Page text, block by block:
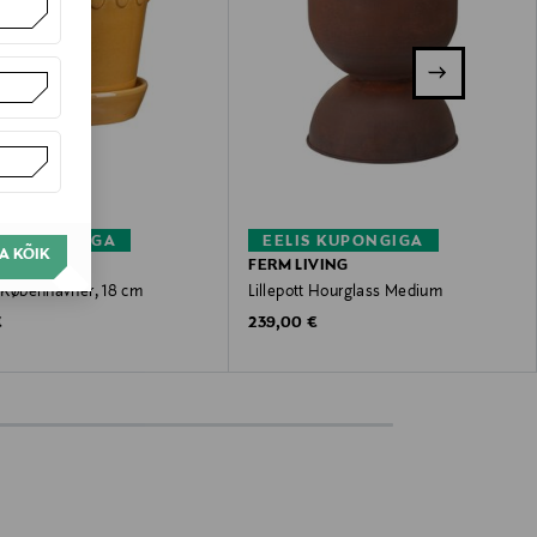
KÕIK
KUPONGIGA
18 cm
EELIS KUPONGIGA
FERM LIVING
Lillepott Hourglass Medium
Original Price
239,00 €